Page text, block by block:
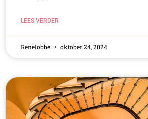
LEES VERDER
Renelobbe oktober 24, 2024